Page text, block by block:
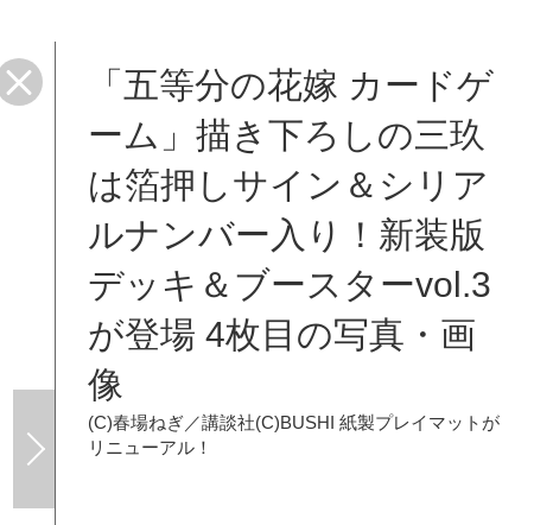
「五等分の花嫁 カードゲ
ーム」描き下ろしの三玖
は箔押しサイン＆シリア
ルナンバー入り！新装版
デッキ＆ブースターvol.3
が登場 4枚目の写真・画
像
(C)春場ねぎ／講談社(C)BUSHI 紙製プレイマットが
リニューアル！